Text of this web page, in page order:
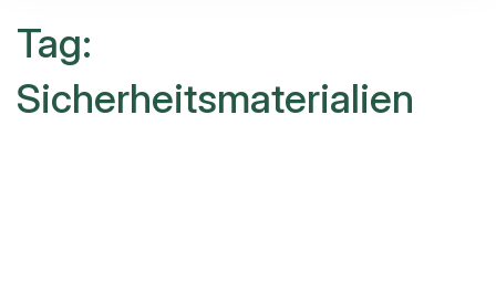
Tag:
Sicherheitsmaterialien